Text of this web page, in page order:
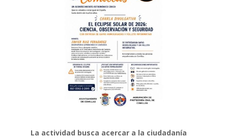
La actividad busca acercar a la ciudadanía